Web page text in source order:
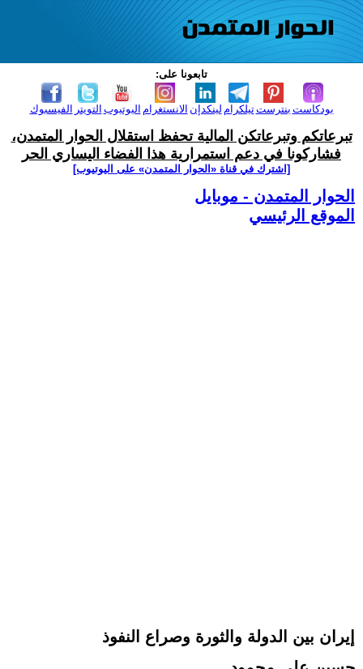
تابعونا على:
الفيسبوك التويتر اليوتيوب الانستغرام لينكدإن تيلكرامبنترست بودكاست
تبرعاتكم وتبرعاتكن المالية تحفظ استقلال الحوار المتمدن،
فشاركونا في دعم استمرارية هذا الفضاء اليساري الحر
[اشترك في قناة ‫«الحوار المتمدن» على اليوتيوب]
الحوار المتمدن - موبايل
الموقع الرئيسي
إيران بين الدولة والثورة وصراع النفوذ